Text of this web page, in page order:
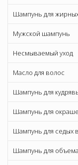
Шампунь для
Мужской шампунь
Несмываемый уход
Масло для волос
Шампунь для
Шампунь для
Шампунь для седых
Шампунь для объема